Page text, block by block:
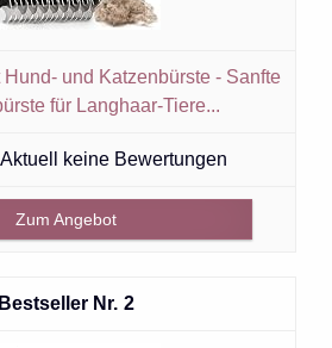
und Katzenbürste - Sanfte
für Langhaar-Tiere...
Aktuell keine Bewertungen
Zum Angebot
2